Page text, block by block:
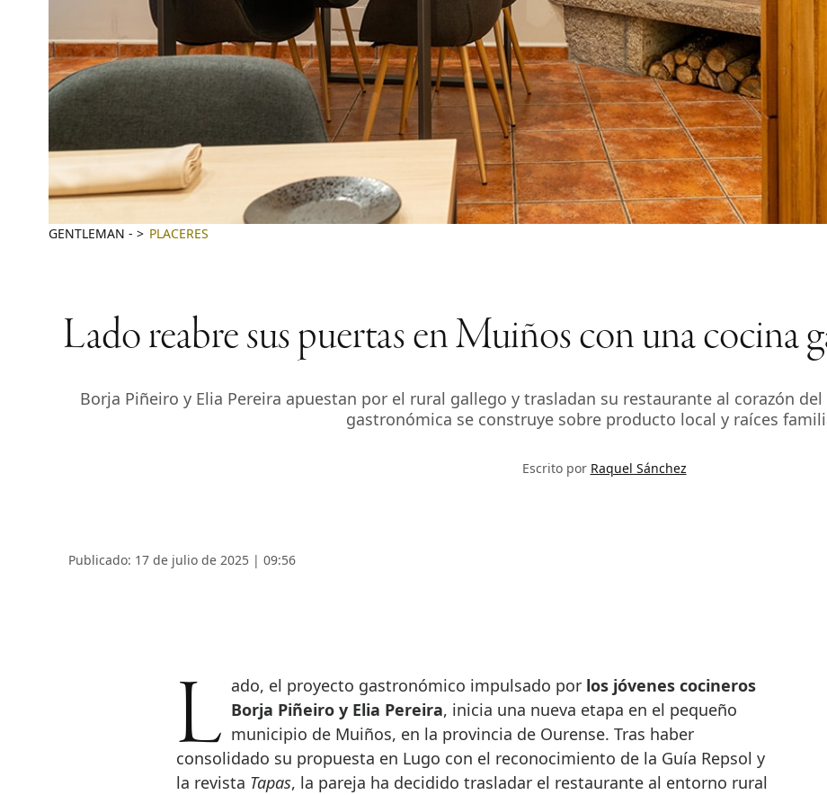
GENTLEMAN - PLACERES
Lado reabre sus puertas en Muiños con una cocina
Borja Piñeiro y Elia Pereira apuestan por el rural gallego y trasladan su restaurante al corazón
gastronómica se construye sobre producto local y raíces
Escrito por Raquel Sánchez
Publicado: 17 de julio de 2025 | 09:56
Lado, el proyecto gastronómico impulsado por los jóvenes cocineros
Borja Piñeiro y Elia Pereira, inicia una nueva etapa en el pequeño
municipio de Muiños, en la provincia de Ourense. Tras haber
consolidado su propuesta en Lugo con el reconocimiento de la Guía Repsol y
la revista Tapas, la pareja ha decidido trasladar el restaurante al entorno rural